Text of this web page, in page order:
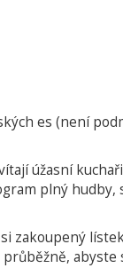
es (není
úžasní
plný hudby,
zakoupený